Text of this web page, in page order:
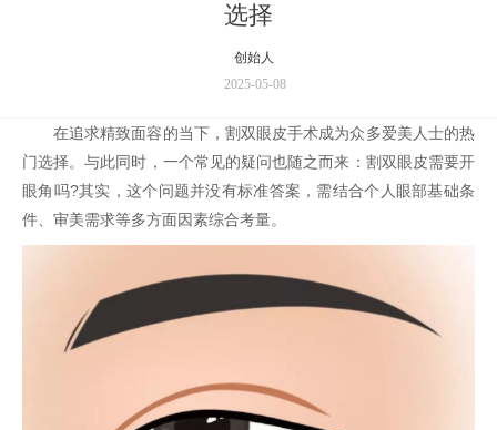
选择
创始人
2025-05-08
在追求精致面容的当下，割双眼皮手术成为众多爱美人士的热
门选择。与此同时，一个常见的疑问也随之而来：割双眼皮需要开
眼角吗?其实，这个问题并没有标准答案，需结合个人眼部基础条
件、审美需求等多方面因素综合考量。